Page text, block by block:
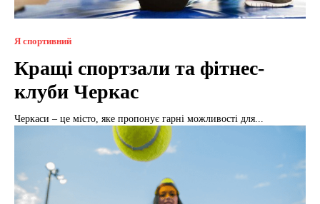
Я спортивний
Кращі спортзали та фітнес-
клуби Черкас
Черкаси – це місто, яке пропонує гарні можливості для...